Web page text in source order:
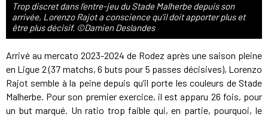
Trop discret dans l’entre-jeu du Stade Malherbe depuis son
arrivée, Lorenzo Rajot a conscience qu’il doit apporter plus et
être plus décisif. ©Damien Deslandes
Arrivé au mercato 2023-2024 de Rodez après une saison pleine
en Ligue 2 (37 matchs, 6 buts pour 5 passes décisives), Lorenzo
Rajot semble à la peine depuis qu’il porte les couleurs de Stade
Malherbe. Pour son premier exercice, il est apparu 26 fois, pour
un but marqué. Un ratio trop faible qui, en partie, pourquoi, le